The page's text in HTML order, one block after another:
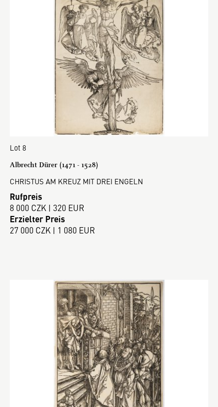
Lot 8
Albrecht Dürer (1471 - 1528)
CHRISTUS AM KREUZ MIT DREI ENGELN
Rufpreis
8 000 CZK | 320 EUR
Erzielter Preis
27 000 CZK | 1 080 EUR